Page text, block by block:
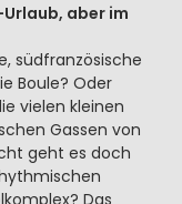
aber im
südfranzösische
Boule? Oder
vielen kleinen
Gassen von
geht es doch
Das